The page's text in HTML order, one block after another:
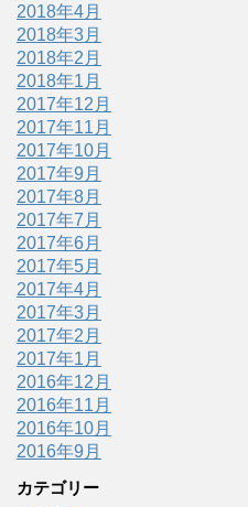
2018年4月
2018年3月
2018年2月
2018年1月
2017年12月
2017年11月
2017年10月
2017年9月
2017年8月
2017年7月
2017年6月
2017年5月
2017年4月
2017年3月
2017年2月
2017年1月
2016年12月
2016年11月
2016年10月
2016年9月
カテゴリー